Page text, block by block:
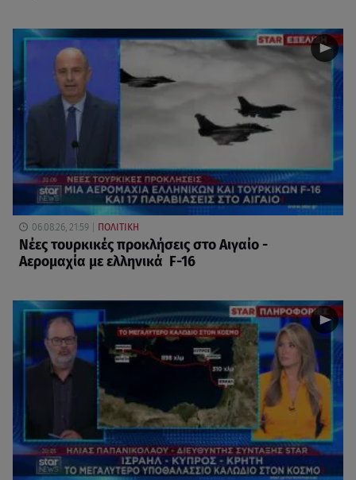
06.08.26, 21:59 ΠΟΛΙΤΙΚΗ
Νέες τουρκικές προκλήσεις στο Αιγαίο -
Αερομαχία με ελληνικά F-16